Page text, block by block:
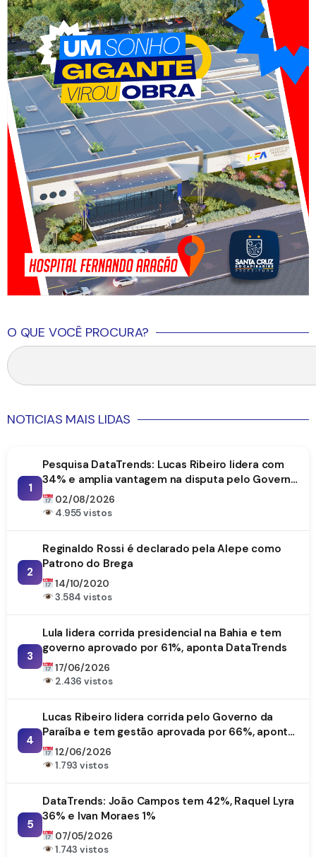
O QUE VOCÊ PROCURA?
NOTICIAS MAIS LIDAS
1
Pesquisa DataTrends: Lucas Ribeiro lidera com
34% e amplia vantagem na disputa pelo Governo
da Paraíba
02/08/2026
4.955 vistos
2
Reginaldo Rossi é declarado pela Alepe como
Patrono do Brega
14/10/2020
3.584 vistos
3
Lula lidera corrida presidencial na Bahia e tem
governo aprovado por 61%, aponta DataTrends
17/06/2026
2.436 vistos
4
Lucas Ribeiro lidera corrida pelo Governo da
Paraíba e tem gestão aprovada por 66%, aponta
DataTrends
12/06/2026
1.793 vistos
5
DataTrends: João Campos tem 42%, Raquel Lyra
36% e Ivan Moraes 1%
07/05/2026
1.743 vistos